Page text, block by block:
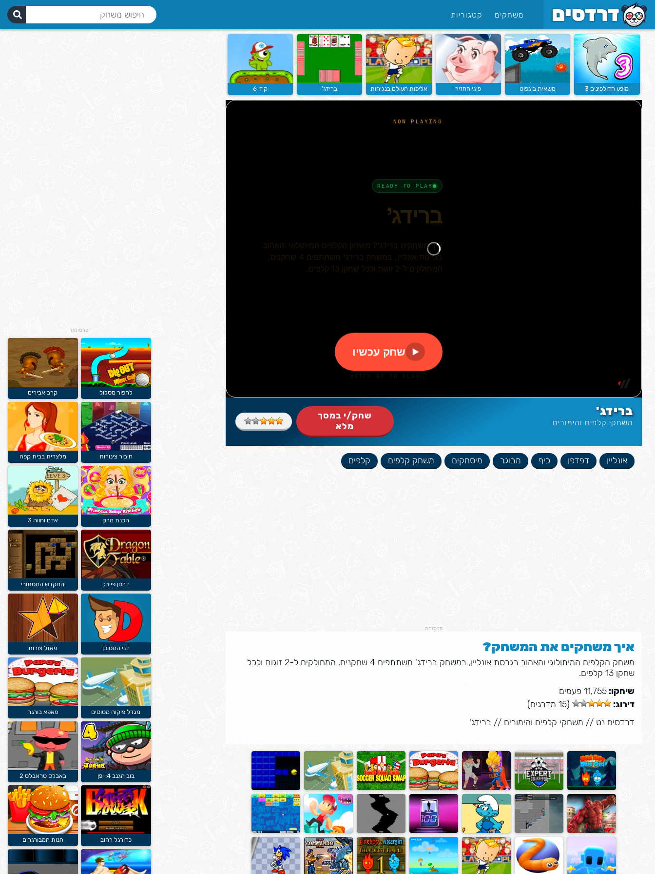
משחקים קטגוריות
מופע הדולפינים 3 משאית ביגפוט פיגי החזיר אליפות העולם בנגיחות ברידג' קיזי 6
ברידג'
משחקי קלפים והימורים
שחק/י במסך
מלא
אונליין דפדפן כיף מבוגר מיסחקים משחק קלפים קלפים
פרסומת
איך משחקים את המשחק?
משחק הקלפים המיתולוגי והאהוב בגרסת אונליין, במשחק ברידג' משתתפים 4 שחקנים, המחולקים ל-2 זוגות ולכל
שחקן 13 קלפים.
שיחקו:11,755 פעמים
דירוג:
(15 מדרגים)
דרדסים נט // משחקי קלפים והימורים // ברידג'
פרסומת
לחפור מסלול קרב אבירים
חיבור צינורות מלצרית בבית קפה
הכנת מרק אדם וחווה 3
דרגון פייבל המקדש המסתורי
דני המסוכן פאזל צורות
מגדל פיקוח מטוסים פאפא בורגר
בוב הגנב 4: יפן באבלס טראבלס 2
כדורגל רחוב חנות המבורגרים